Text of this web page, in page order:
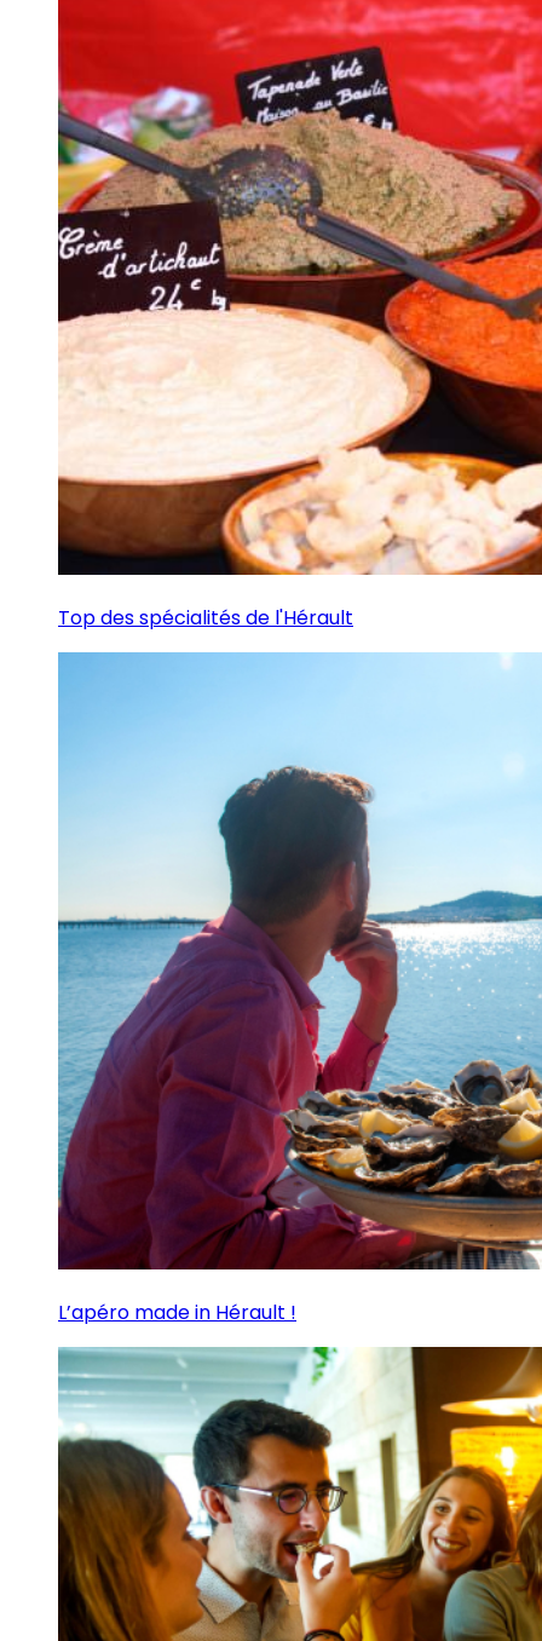
Top des spécialités de l'Hérault
L’apéro made in Hérault !